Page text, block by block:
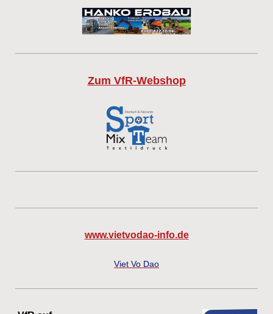
Zum VfR-Webshop
www.vietvodao-info.de
Viet Vo Dao